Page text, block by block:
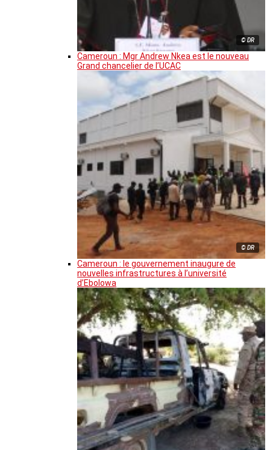
© DR
Cameroun : Mgr Andrew Nkea est le nouveau
Grand chancelier de l’UCAC
© DR
Cameroun : le gouvernement inaugure de
nouvelles infrastructures à l’université
d’Ebolowa